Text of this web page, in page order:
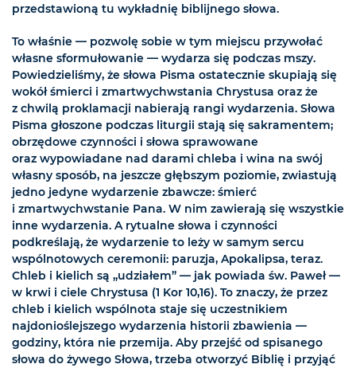
przedstawioną tu wykładnię biblijnego słowa.
To właśnie — pozwolę sobie w tym miejscu przywołać
własne sformułowanie — wydarza się podczas mszy.
Powiedzieliśmy, że słowa Pisma ostatecznie skupiają się
wokół śmierci i zmartwychwstania Chrystusa oraz że
z chwilą proklamacji nabierają rangi wydarzenia. Słowa
Pisma głoszone podczas liturgii stają się sakramentem;
obrzędowe czynności i słowa sprawowane
oraz wypowiadane nad darami chleba i wina na swój
własny sposób, na jeszcze głębszym poziomie, zwiastują
jedno jedyne wydarzenie zbawcze: śmierć
i zmartwychwstanie Pana. W nim zawierają się wszystkie
inne wydarzenia. A rytualne słowa i czynności
podkreślają, że wydarzenie to leży w samym sercu
wspólnotowych ceremonii: paruzja, Apokalipsa, teraz.
Chleb i kielich są „udziałem” — jak powiada św. Paweł —
w krwi i ciele Chrystusa (1 Kor 10,16). To znaczy, że przez
chleb i kielich wspólnota staje się uczestnikiem
najdonioślejszego wydarzenia historii zbawienia —
godziny, która nie przemija. Aby przejść od spisanego
słowa do żywego Słowa, trzeba otworzyć Biblię i przyjąć